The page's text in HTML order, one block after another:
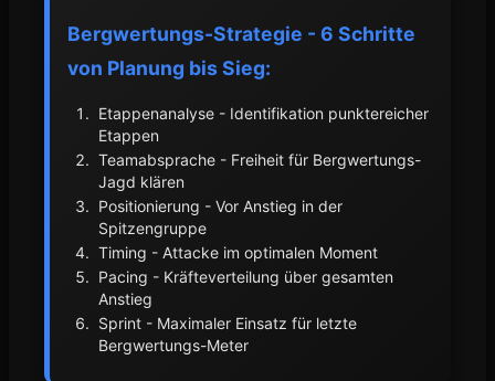
Bergwertungs-Strategie - 6 Schritte
von Planung bis Sieg:
Etappenanalyse - Identifikation punktereicher
Etappen
Teamabsprache - Freiheit für Bergwertungs-
Jagd klären
Positionierung - Vor Anstieg in der
Spitzengruppe
Timing - Attacke im optimalen Moment
Pacing - Kräfteverteilung über gesamten
Anstieg
Sprint - Maximaler Einsatz für letzte
Bergwertungs-Meter